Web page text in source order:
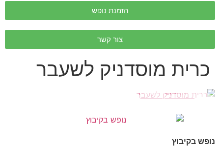
הזמנת נופש
צור קשר
כרית מוסדניק לשעבר
נופש בקיבוץ